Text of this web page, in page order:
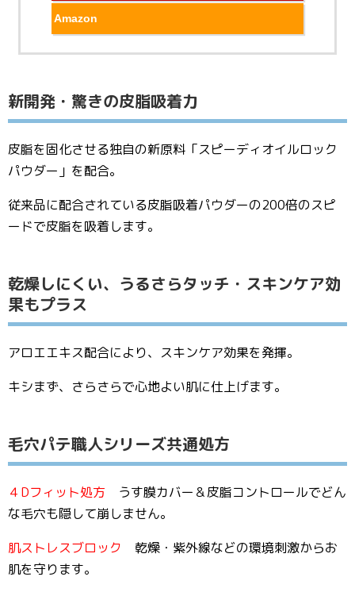
Amazon
新開発・驚きの皮脂吸着力
皮脂を固化させる独自の新原料「スピーディオイルロック
パウダー」を配合。
従来品に配合されている皮脂吸着パウダーの200倍のスピ
ードで皮脂を吸着します。
乾燥しにくい、うるさらタッチ・スキンケア効
果もプラス
アロエエキス配合により、スキンケア効果を発揮。
キシまず、さらさらで心地よい肌に仕上げます。
毛穴パテ職人シリーズ共通処方
４Dフィット処方 うす膜カバー＆皮脂コントロールでどん
な毛穴も隠して崩しません。
肌ストレスブロック 乾燥・紫外線などの環境刺激からお
肌を守ります。